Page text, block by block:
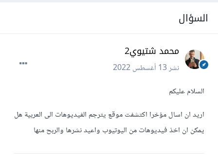
السؤال
محمد شتيوي2
نشر13 أغسطس 2022
السلام عليكم
اريد ان اسال مؤخرا اكتشفت موقع يترجم الفيديوهات الى العربية هل
يمكن ان اخذ فيديوهات من اليوتيوب واعيد نشرها والربح منها